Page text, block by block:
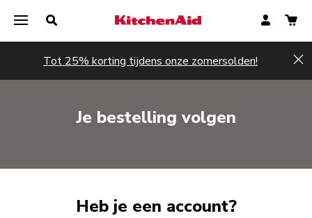
Tot 25% korting tijdens onze zomersolden!
Je bestelling volgen
Heb je een account?